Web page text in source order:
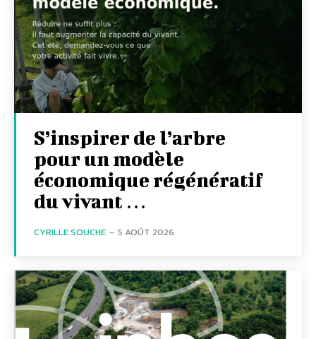
S’inspirer de l’arbre
pour un modèle
économique régénératif
du vivant …
CYRILLE SOUCHE - 5 AOÛT 2026